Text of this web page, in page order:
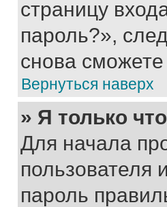
страницу
пароль?»,
снова
Вернуться наверх
» Я только
Для начала
пользователя
пароль